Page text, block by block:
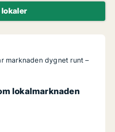
marknaden dygnet runt –
lokalmarknaden